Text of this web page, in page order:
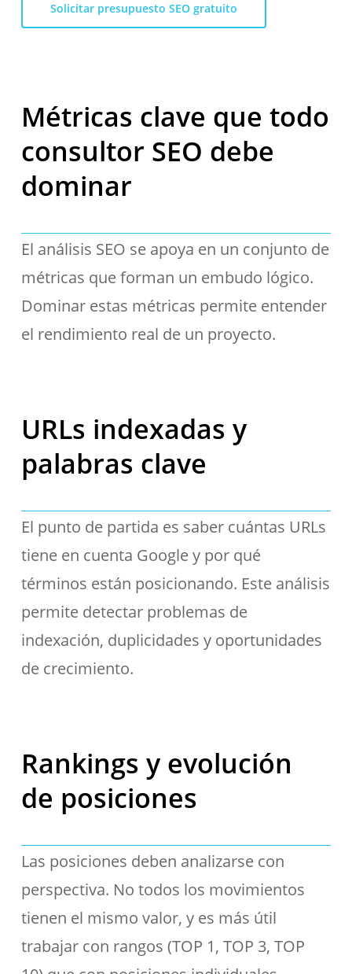
Solicitar presupuesto SEO gratuito
Métricas clave que todo
consultor SEO debe
dominar
El análisis SEO se apoya en un conjunto de
métricas que forman un embudo lógico.
Dominar estas métricas permite entender
el rendimiento real de un proyecto.
URLs indexadas y
palabras clave
El punto de partida es saber cuántas URLs
tiene en cuenta Google y por qué
términos están posicionando. Este análisis
permite detectar problemas de
indexación, duplicidades y oportunidades
de crecimiento.
Rankings y evolución
de posiciones
Las posiciones deben analizarse con
perspectiva. No todos los movimientos
tienen el mismo valor, y es más útil
trabajar con rangos (TOP 1, TOP 3, TOP